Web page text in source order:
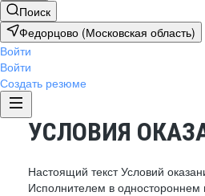
Поиск
Федорцово (Московская область)
Войти
Войти
Создать резюме
УСЛОВИЯ
Настоящий текст Условий
Исполнителем в